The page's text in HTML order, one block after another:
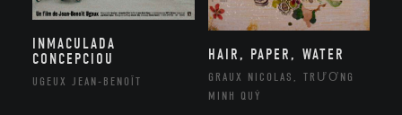
INMACULADA
CONCEPCIOU
UGEUX JEAN-BENOÎT
HAIR, PAPER, WATER
GRAUX NICOLAS, TRƯƠNG
MINH QUÝ